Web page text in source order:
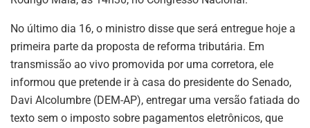
No último dia 16, o ministro disse que será entregue hoje a
primeira parte da proposta de reforma tributária. Em
transmissão ao vivo promovida por uma corretora, ele
informou que pretende ir à casa do presidente do Senado,
Davi Alcolumbre (DEM-AP), entregar uma versão fatiada do
texto sem o imposto sobre pagamentos eletrônicos, que